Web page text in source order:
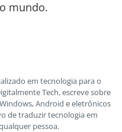
mundo.
em tecnologia para o
Tech, escreve sobre
Android e eletrônicos
de traduzir tecnologia em
pessoa.